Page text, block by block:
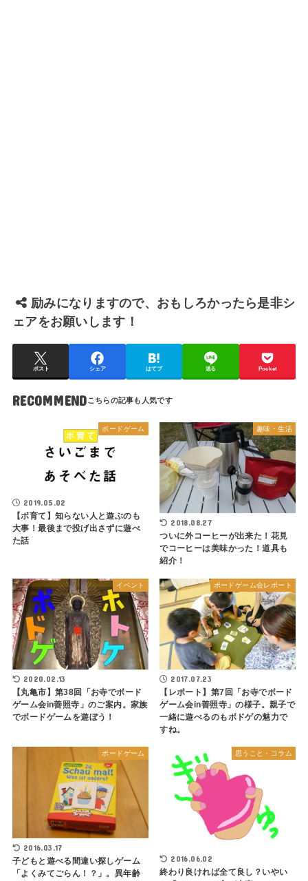
励みになりますので、おもしろかったら是非シ
ェアをお願いします！
ポスト シェア はてブ 送る Pocket
RECOMMEND
ボードゲーム
2019.05.02
【ボ育て】知らない人と遊ぶのも
大事！最後まで投げ出さずに遊べ
た話
趣味・生活
2018.08.27
ついに外コーヒーが出来た！花見
でコーヒーは美味かった！道具も
紹介！
イベント
2020.02.13
【丸亀市】第38回「お寺でボード
ゲーム会in善照寺」のご案内。家族
でボードゲームを遊ぼう！
ボードゲーム会レポート
2017.07.23
【レポート】第7回「お寺でボード
ゲーム会in善照寺」の様子。親子で
一緒に遊べるのもボドゲの魅力で
すね。
ボードゲーム
2016.03.17
子どもと遊べる間違い探しゲーム
「よくみてごらん！？」。異年齢
思うこと・コラム
2016.06.02
終わり良ければ全て良し？いやい